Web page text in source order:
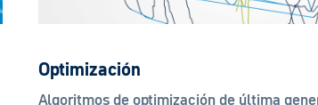
Optimización
Algoritmos de optimización de última